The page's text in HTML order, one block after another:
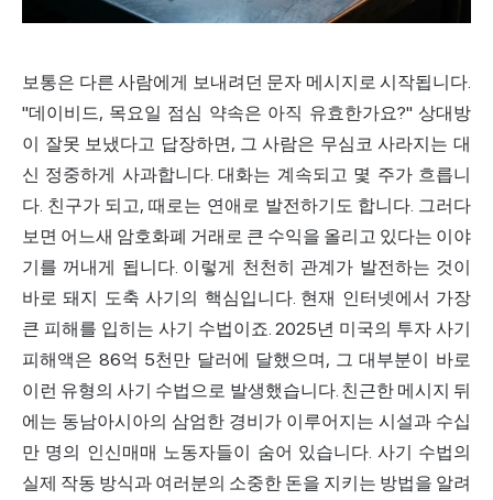
보통은 다른 사람에게 보내려던 문자 메시지로 시작됩니다.
"데이비드, 목요일 점심 약속은 아직 유효한가요?" 상대방
이 잘못 보냈다고 답장하면, 그 사람은 무심코 사라지는 대
신 정중하게 사과합니다. 대화는 계속되고 몇 주가 흐릅니
다. 친구가 되고, 때로는 연애로 발전하기도 합니다. 그러다
보면 어느새 암호화폐 거래로 큰 수익을 올리고 있다는 이야
기를 꺼내게 됩니다. 이렇게 천천히 관계가 발전하는 것이
바로 돼지 도축 사기의 핵심입니다. 현재 인터넷에서 가장
큰 피해를 입히는 사기 수법이죠. 2025년 미국의 투자 사기
피해액은 86억 5천만 달러에 달했으며, 그 대부분이 바로
이런 유형의 사기 수법으로 발생했습니다. 친근한 메시지 뒤
에는 동남아시아의 삼엄한 경비가 이루어지는 시설과 수십
만 명의 인신매매 노동자들이 숨어 있습니다. 사기 수법의
실제 작동 방식과 여러분의 소중한 돈을 지키는 방법을 알려